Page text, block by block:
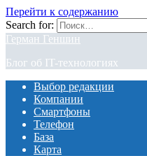
Перейти к содержанию
Search for:
Герман Геншин
Блог об IT-технологиях
Выбор редакции
Компании
Смартфоны
Телефон
База
Карта